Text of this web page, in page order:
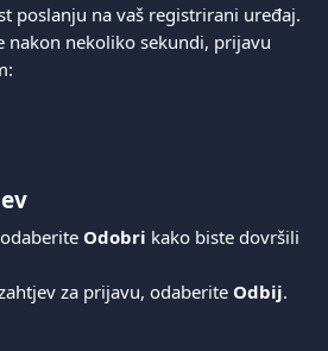
poslanju na vaš registrirani uređaj.
nakon nekoliko sekundi, prijavu
Odobri kako biste dovršili
za prijavu, odaberite Odbij.